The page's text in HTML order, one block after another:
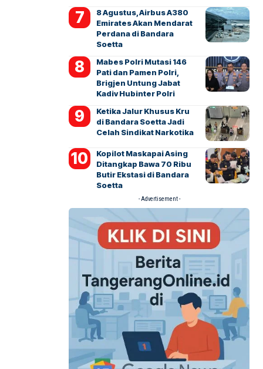
8 Agustus, Airbus A380
Emirates Akan Mendarat
Perdana di Bandara
Soetta
Mabes Polri Mutasi 146
Pati dan Pamen Polri,
Brigjen Untung Jabat
Kadiv Hubinter Polri
Ketika Jalur Khusus Kru
di Bandara Soetta Jadi
Celah Sindikat Narkotika
Kopilot Maskapai Asing
Ditangkap Bawa 70 Ribu
Butir Ekstasi di Bandara
Soetta
- Advertisement -